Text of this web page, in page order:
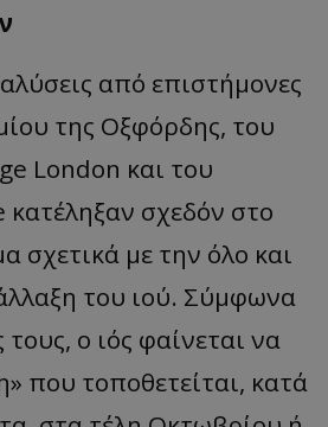
από επιστήμονες
της Οξφόρδης, του
London και του
σχεδόν στο
σχετικά με την όλο και
του ιού. Σύμφωνα
ο ιός φαίνεται να
που τοποθετείται, κατά